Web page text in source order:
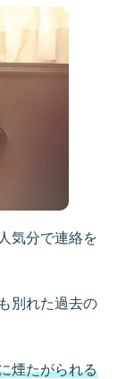
気分で連絡を
別れた過去の
煙たがられる